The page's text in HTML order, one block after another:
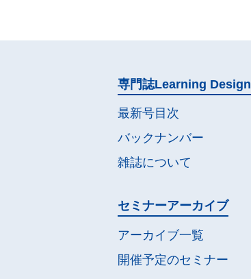
専門誌Learning Design
最新号目次
バックナンバー
雑誌について
セミナーアーカイブ
アーカイブ一覧
開催予定のセミナー